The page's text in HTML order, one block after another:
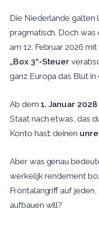
Die Niederlande galten
pragmatisch. Doch was
am 12. Februar 2026
„Box 3“-Steuer
ganz Europa das Blut
Ab dem 1. Januar 2028
Staat nach etwas, das
Konto hast: deinen
Aber was genau
werkelijk rendement
Frontalangriff auf
aufbauen will?